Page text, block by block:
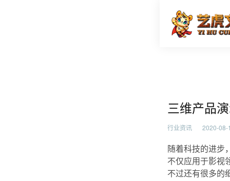
三维产
三维产品
行业资讯 2020-08-
随着科技的进步
不仅应用于影视
不过还有很多的